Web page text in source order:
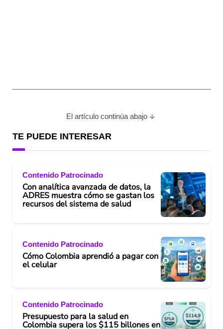
El artículo continúa abajo
TE PUEDE INTERESAR
Contenido Patrocinado
Con analítica avanzada de datos, la
ADRES muestra cómo se gastan los
recursos del sistema de salud
Contenido Patrocinado
Cómo Colombia aprendió a pagar con
el celular
Contenido Patrocinado
Presupuesto para la salud en
Colombia supera los $115 billones en